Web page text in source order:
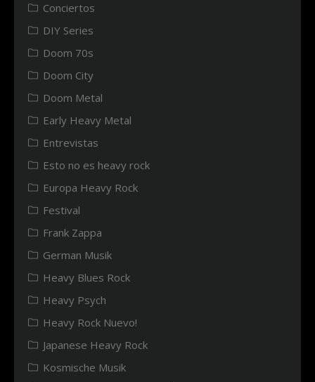
Conciertos
DIY Series
Doom 70s
Doom City
Doom Metal
Early Heavy Metal
Entrevistas
Esto no es heavy rock
Europa Heavy Rock
Festival
Frank Zappa
German Musik
Heavy Blues Rock
Heavy Psych
Heavy Rock Nuevo!
Japanese Heavy Rock
Kosmische Musik